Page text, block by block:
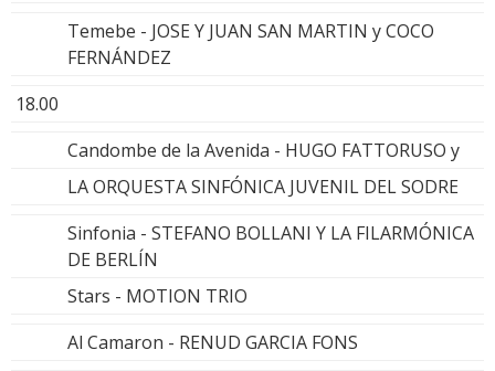
Temebe - JOSE Y JUAN SAN MARTIN y COCO
FERNÁNDEZ
18.00
Candombe de la Avenida - HUGO FATTORUSO y
LA ORQUESTA SINFÓNICA JUVENIL DEL SODRE
Sinfonia - STEFANO BOLLANI Y LA FILARMÓNICA
DE BERLÍN
Stars - MOTION TRIO
Al Camaron - RENUD GARCIA FONS